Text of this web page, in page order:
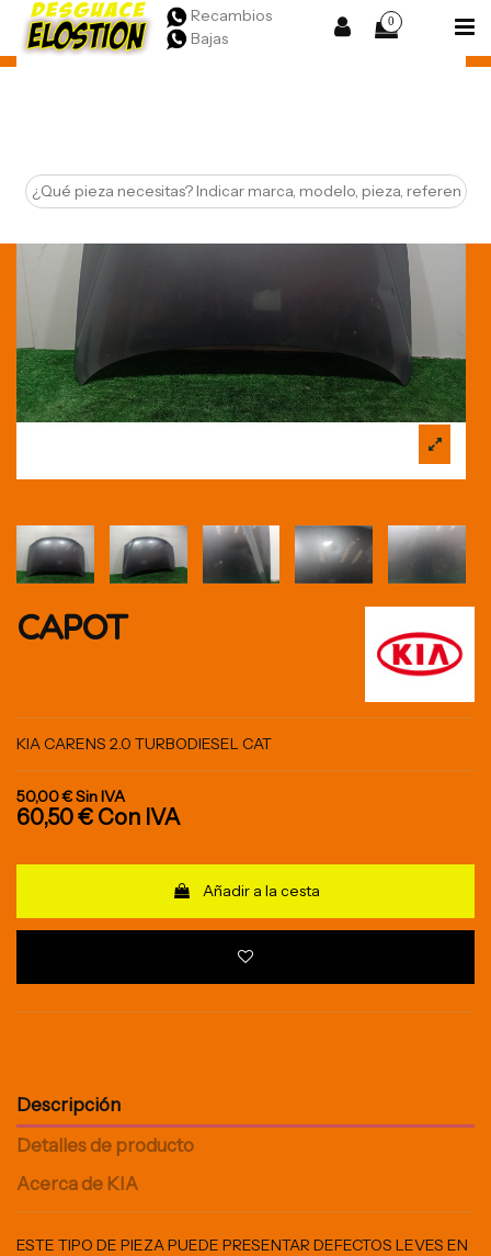
Recambios
Bajas
0
CAPOT
KIA CARENS 2.0 TURBODIESEL CAT
50,00 €Sin IVA
60,50 € Con IVA
Añadir a la cesta
Descripción
Detalles de producto
Acerca de KIA
ESTE TIPO DE PIEZA PUEDE PRESENTAR DEFECTOS LEVES EN